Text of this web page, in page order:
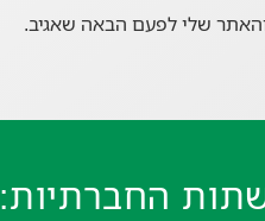
שלי לפעם הבאה שאגיב.
החברתיות: